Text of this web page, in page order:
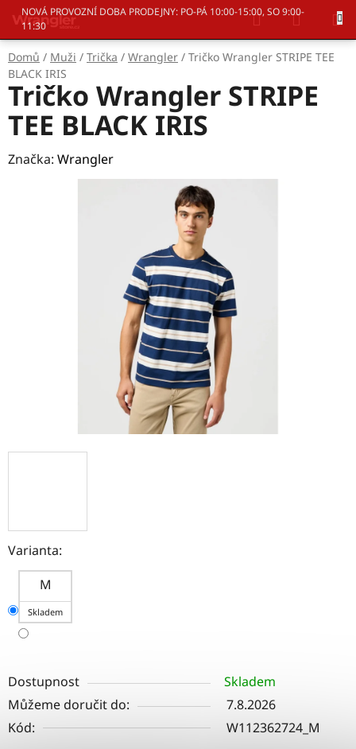
Přejít
obsah
NOVÁ PROVOZNÍ DOBA PRODEJNY: PO-PÁ 10:00-15:00, SO 9:00-
11:30
Hledat
KOŠÍK
Domů / Muži / Trička / Wrangler / Tričko Wrangler STRIPE TEE
BLACK IRIS
Varianta:
M
Skladem
Dostupnost
Skladem
Můžeme doručit do:
7.8.2026
Kód:
W112362724_M
Tričko Wrangler STRIPE
TEE BLACK IRIS
Značka: Wrangler